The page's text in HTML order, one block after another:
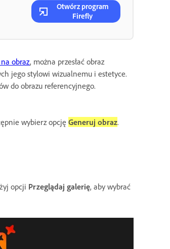
Otwórz program
Firefly
obraz, można przesłać obraz
jego stylowi wizualnemu i estetyce.
do obrazu referencyjnego.
wybierz opcję Generuj obraz.
opcji Przeglądaj galerię, aby wybrać